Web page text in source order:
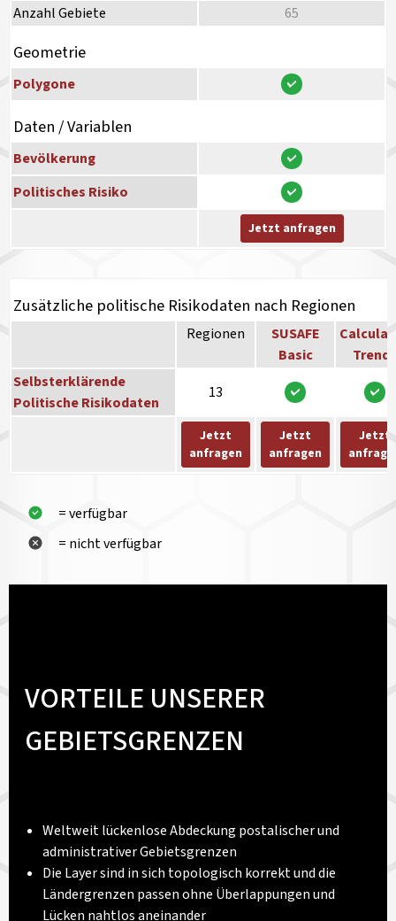
Anzahl Gebiete
65
Geometrie
Polygone
Daten / Variablen
Bevölkerung
Politisches Risiko
Jetzt anfragen
Zusätzliche politische Risikodaten nach Regionen
Regionen
SUSAFE
Basic
Trends
Selbsterklärende
Politische Risikodaten
13
Jetzt
anfragen
Jetzt
anfragen
Jetzt
= verfügbar
= nicht verfügbar
VORTEILE UNSERER
GEBIETSGRENZEN
Weltweit lückenlose Abdeckung postalischer und
administrativer Gebietsgrenzen
Die Layer sind in sich topologisch korrekt und die
Ländergrenzen passen ohne Überlappungen und
Lücken nahtlos aneinander